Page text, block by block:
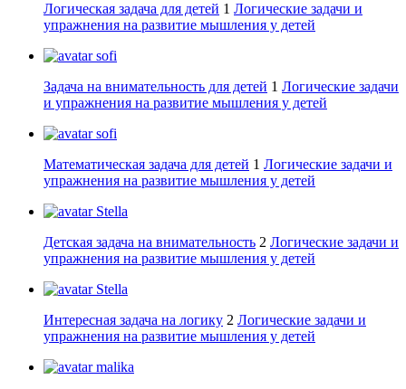
Логическая задача для детей 1 Логические задачи и
упражнения на развитие мышления у детей
sofi
Задача на внимательность для детей 1 Логические задачи
и упражнения на развитие мышления у детей
sofi
Математическая задача для детей 1 Логические задачи и
упражнения на развитие мышления у детей
Stella
Детская задача на внимательность 2 Логические задачи и
упражнения на развитие мышления у детей
Stella
Интересная задача на логику 2 Логические задачи и
упражнения на развитие мышления у детей
malika